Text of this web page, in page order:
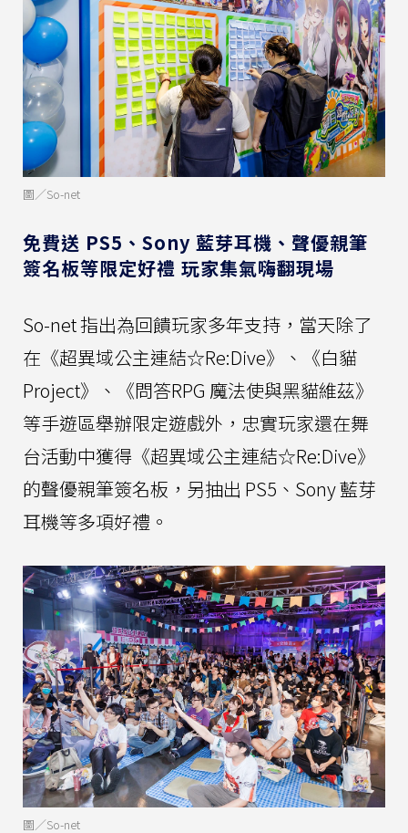
圖／So-net
免費送 PS5、Sony 藍芽耳機、聲優親筆
簽名板等限定好禮 玩家集氣嗨翻現場
So-net 指出為回饋玩家多年支持，當天除了
在《超異域公主連結☆Re:Dive》、《白貓
Project》、《問答RPG 魔法使與黑貓維茲》
等手遊區舉辦限定遊戲外，忠實玩家還在舞
台活動中獲得《超異域公主連結☆Re:Dive》
的聲優親筆簽名板，另抽出 PS5、Sony 藍芽
耳機等多項好禮。
圖／So-net